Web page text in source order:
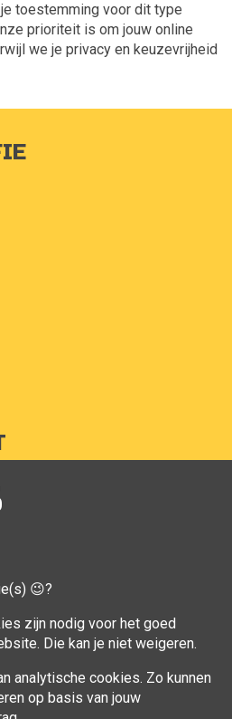
😉?
zijn nodig voor het goed
Die kan je niet weigeren.
analytische cookies. Zo kunnen
op basis van jouw
toestemming voor dit type
prioriteit is om jouw online
we je privacy en keuzevrijheid